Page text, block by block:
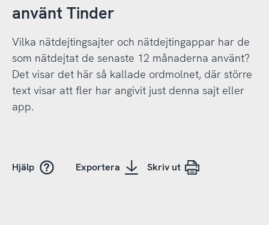
använt Tinder
Vilka nätdejtingsajter och nätdejtingappar har de
som nätdejtat de senaste 12 månaderna använt?
Det visar det här så kallade ordmolnet, där större
text visar att fler har angivit just denna sajt eller
app.
Hjälp Exportera Skriv ut